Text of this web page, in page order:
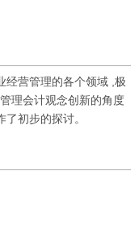
经营管理的各个领域 ,极
理会计观念创新的角度
初步的探讨。